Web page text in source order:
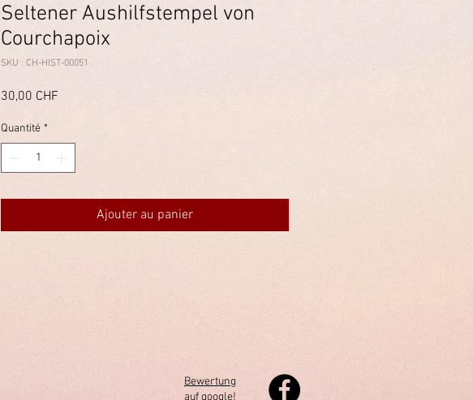
Seltener Aushilfstempel von
Courchapoix
SKU : CH-HIST-00051
30,00 CHF
Quantité *
Ajouter au panier
Bewertung
auf google!